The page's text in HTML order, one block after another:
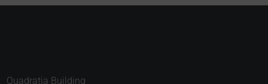
Quadratia Building